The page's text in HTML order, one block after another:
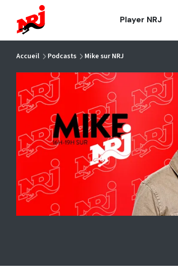
Player NRJ
Accueil Podcasts Mike sur NRJ